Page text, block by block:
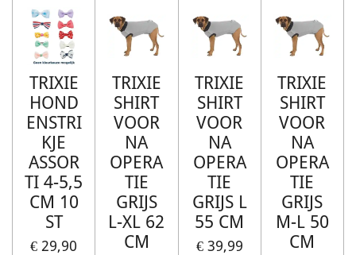
TRIXIE
HOND
ENSTRI
KJE
ASSOR
TI 4-5,5
CM 10
ST
€ 29,90
TRIXIE
SHIRT
VOOR
NA
OPERA
TIE
GRIJS
L-XL 62
CM
TRIXIE
SHIRT
VOOR
NA
OPERA
TIE
GRIJS L
55 CM
€ 39,99
TRIXIE
SHIRT
VOOR
NA
OPERA
TIE
GRIJS
M-L 50
CM